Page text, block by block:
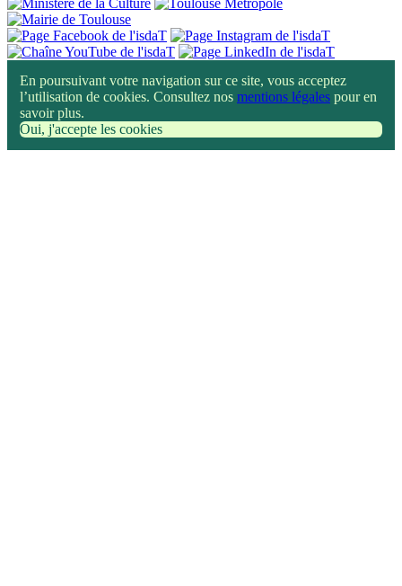
En poursuivant votre navigation sur ce site, vous acceptez
l’utilisation de cookies. Consultez nos mentions légales pour en
savoir plus.
Oui, j'accepte les cookies